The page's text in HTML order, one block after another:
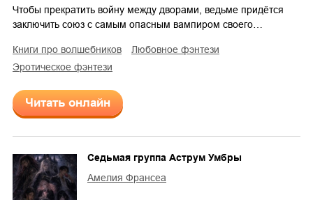
Чтобы прекратить войну между дворами, ведьме придётся
заключить союз с самым опасным вампиром своего…
книги про волшебников
любовное фэнтези
эротическое фэнтези
Читать онлайн
Седьмая группа Аструм Умбры
Амелия Франсеа